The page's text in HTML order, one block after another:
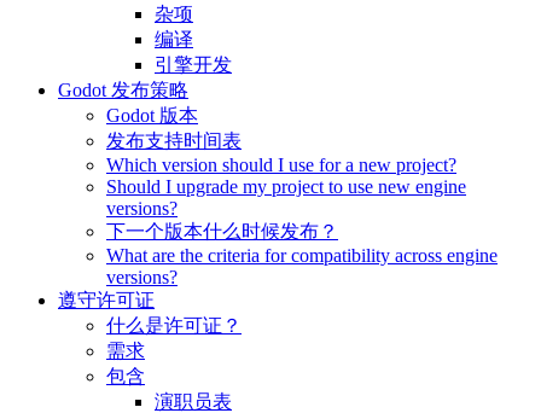
杂项
编译
引擎开发
Godot 发布策略
Godot 版本
发布支持时间表
Which version should I use for a new project?
Should I upgrade my project to use new engine
versions?
下一个版本什么时候发布？
What are the criteria for compatibility across engine
versions?
遵守许可证
什么是许可证？
需求
包含
演职员表